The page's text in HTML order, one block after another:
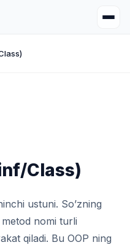
Class)
ustuni. So’zning
metod nomi turli
qiladi. Bu OOP ning